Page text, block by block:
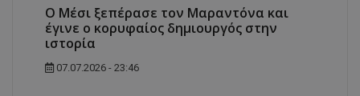
Ο Μέσι ξεπέρασε τον Μαραντόνα και
έγινε ο κορυφαίος δημιουργός στην
ιστορία
07.07.2026 - 23:46